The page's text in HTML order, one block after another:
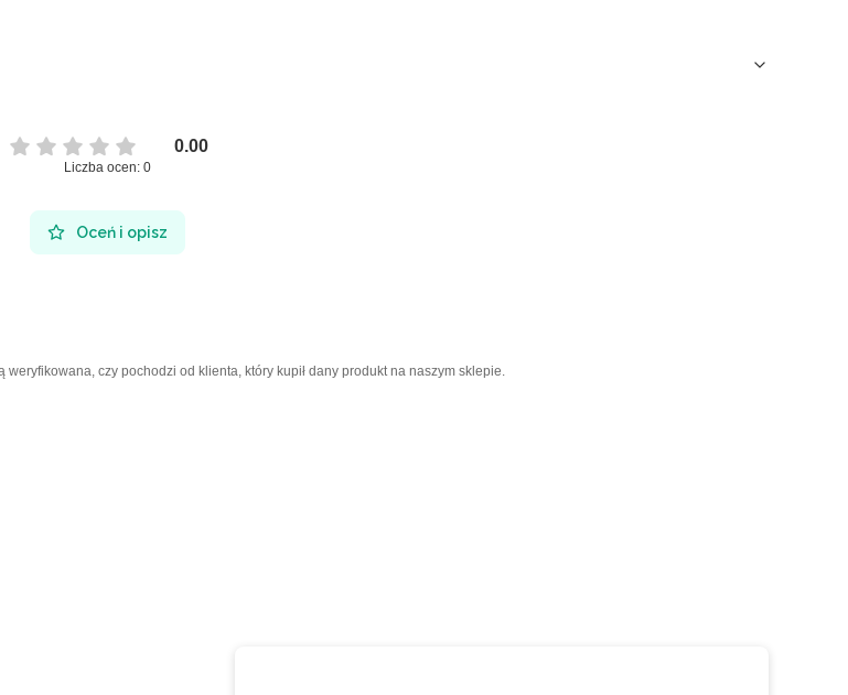
0.00
Liczba ocen: 0
Oceń i opisz
czy pochodzi od klienta, który kupił dany produkt na naszym sklepie.